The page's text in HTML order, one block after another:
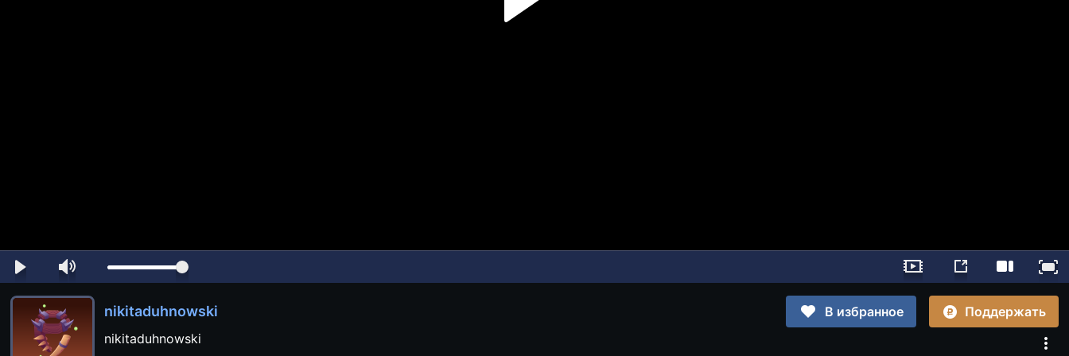
nikitaduhnowski В избранное
Поддержать
nikitaduhnowski